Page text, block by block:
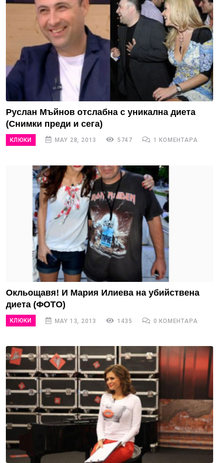
Руслан Мъйнов отслабна с уникална диета
(Снимки преди и сега)
КЛЮКИ MAY 28, 2013 5747 1 КОМЕНТАРА
Окльощавя! И Мария Илиева на убийствена
диета (ФОТО)
КЛЮКИ MAY 13, 2013 1435 0 КОМЕНТАРА